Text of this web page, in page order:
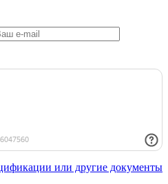
или другие документы